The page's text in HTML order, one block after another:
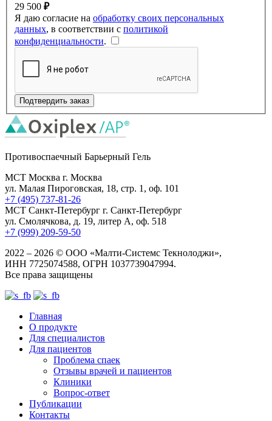
29 500 ₽
Я даю согласие на обработку своих персональных
данных, в соответствии с политикой
конфиденциальности.
Противоспаечный Барьерный Гель
МСТ Москва г. Москва
ул. Малая Пироговская, 18, стр. 1, оф. 101
+7 (495) 737-81-26
МСТ Санкт-Петербург г. Санкт-Петербург
ул. Смолячкова, д. 19, литер А, оф. 518
+7 (999) 209-59-50
2022 – 2026 © ООО «Малти-Системс Текнолоджи»,
ИНН 7725074588, ОГРН 1037739047994.
Все права защищены
Главная
О продукте
Для специалистов
Для пациентов
Проблема спаек
Отзывы врачей и пациентов
Клиники
Вопрос-ответ
Публикации
Контакты